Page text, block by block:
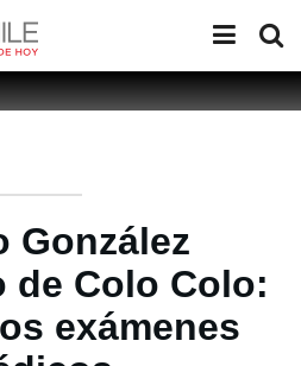
González
de Colo Colo:
exámenes